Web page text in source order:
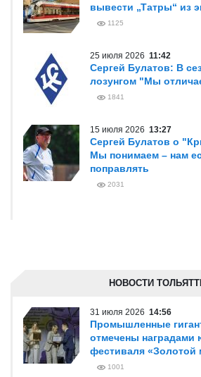
вывести „Татры“ из
1125
25 июля 2026 11:42
Сергей Булатов: В
лозунгом "Мы
1841
15 июля 2026 13:27
Сергей Булатов о
Мы понимаем – нам
поправлять
2031
НОВОСТИ
31 июля 2026 14:56
Промышленные
отмечены наградами
фестиваля «Золотой
1001